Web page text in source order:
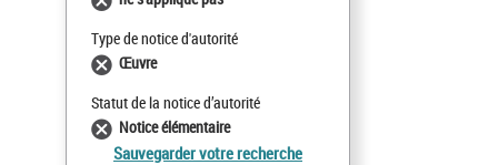
Type de notice d'autorité
Œuvre
Statut de la notice d’autorité
Notice élémentaire
Sauvegarder votre recherche